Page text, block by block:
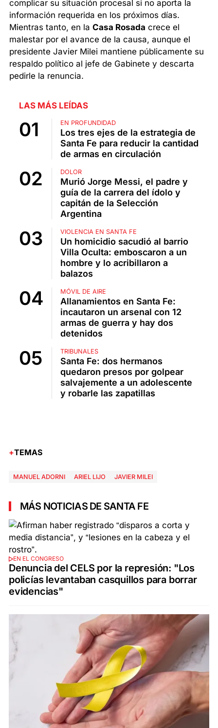
complicar su situación procesal si no aporta la
información requerida en los próximos días.
Mientras tanto, en laCasa Rosada crece el
malestar por el avance de la causa, aunque el
presidente Javier Milei mantiene públicamente su
respaldo político al jefe de Gabinete y descarta
pedirle la renuncia.
LAS MÁS LEÍDAS
EN PROFUNDIDAD
Los tres ejes de la estrategia de
Santa Fe para reducir la cantidad
de armas en circulación
DOLOR
Murió Jorge Messi, el padre y
guía de la carrera del ídolo y
capitán de la Selección
Argentina
VIOLENCIA EN SANTA FE
Un homicidio sacudió al barrio
Villa Oculta: emboscaron a un
hombre y lo acribillaron a
balazos
MÓVIL DE AIRE
Allanamientos en Santa Fe:
incautaron un arsenal con 12
armas de guerra y hay dos
detenidos
TRIBUNALES
Santa Fe: dos hermanos
quedaron presos por golpear
salvajemente a un adolescente
y robarle las zapatillas
TEMAS
MANUEL ADORNI ARIEL LIJO JAVIER MILEI
MÁS NOTICIAS DE SANTA FE
EN EL CONGRESO
Denuncia del CELS por la represión: "Los
policías levantaban casquillos para borrar
evidencias"